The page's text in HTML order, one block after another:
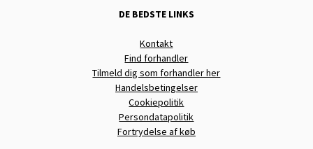
DE BEDSTE LINKS
Kontakt
Find forhandler
Tilmeld dig som forhandler her
Handelsbetingelser
Cookiepolitik
Persondatapolitik
Fortrydelse af køb